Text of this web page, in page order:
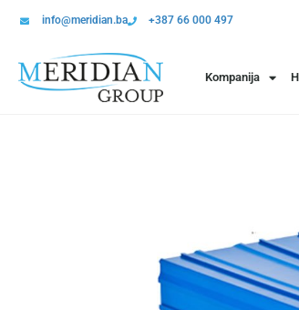
info@meridian.ba +387 66 000 497
Kompanija